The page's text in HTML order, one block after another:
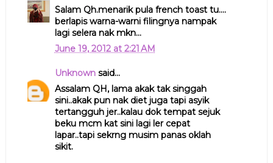
Salam Qh.menarik pula french toast tu....
berlapis warna-warni filingnya nampak
lagi selera nak mkn...
June 19, 2012 at 2:21 AM
Unknownsaid...
Assalam QH, lama akak tak singgah
sini..akak pun nak diet juga tapi asyik
tertangguh jer..kalau dok tempat sejuk
beku mcm kat sini lagi ler cepat
lapar..tapi sekrng musim panas oklah
sikit.